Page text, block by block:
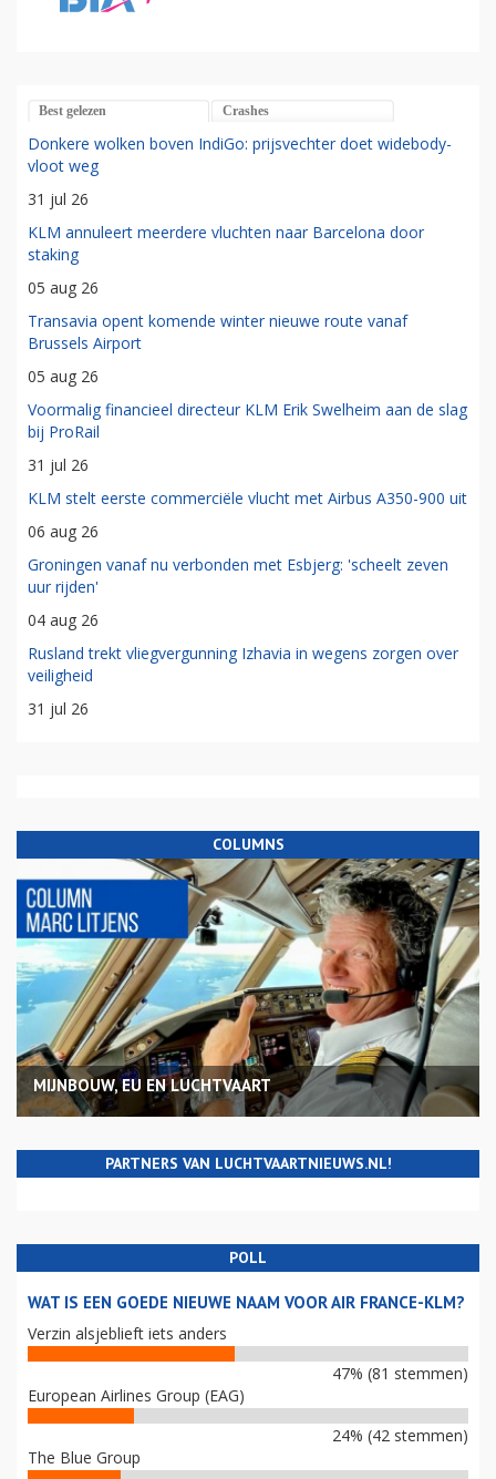
Best gelezen Crashes
Donkere wolken boven IndiGo: prijsvechter doet widebody-
vloot weg
31 jul 26
KLM annuleert meerdere vluchten naar Barcelona door
staking
05 aug 26
Transavia opent komende winter nieuwe route vanaf
Brussels Airport
05 aug 26
Voormalig financieel directeur KLM Erik Swelheim aan de slag
bij ProRail
31 jul 26
KLM stelt eerste commerciële vlucht met Airbus A350-900 uit
06 aug 26
Groningen vanaf nu verbonden met Esbjerg: 'scheelt zeven
uur rijden'
04 aug 26
Rusland trekt vliegvergunning Izhavia in wegens zorgen over
veiligheid
31 jul 26
COLUMNS
MIJNBOUW, EU EN LUCHTVAART
PARTNERS VAN LUCHTVAARTNIEUWS.NL!
POLL
WAT IS EEN GOEDE NIEUWE NAAM VOOR AIR FRANCE-KLM?
Verzin alsjeblieft iets anders
47% (81 stemmen)
European Airlines Group (EAG)
24% (42 stemmen)
The Blue Group